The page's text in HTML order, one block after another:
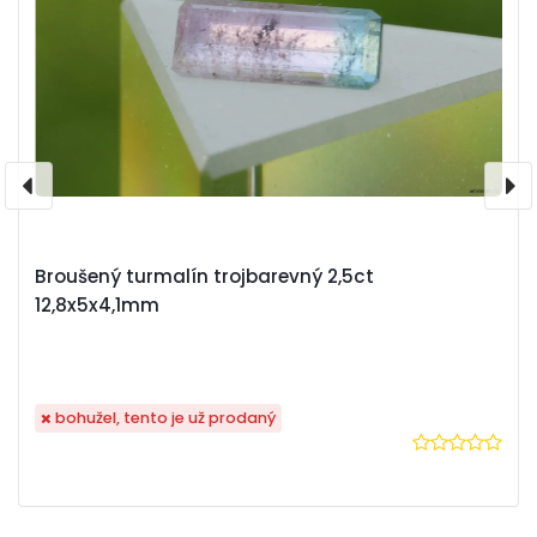
Broušený turmalín trojbarevný 2,5ct
12,8x5x4,1mm
bohužel, tento je už prodaný